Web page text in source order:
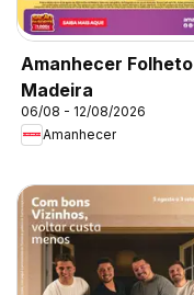
Amanhecer Folheto
Madeira
06/08 - 12/08/2026
Amanhecer